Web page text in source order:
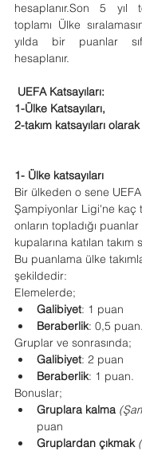
hesaplanır.Son 5 yıl
toplamı Ülke
yılda bir puanlar
hesaplanır.
UEFA Katsayıları:
1-Ülke Katsayıları,
2-takım katsayıları olarak
1- Ülke katsayıları
Bir ülkeden o sene
Şampiyonlar Ligi'ne kaç
onların topladığı
kupalarına katılan takım
Bu puanlama ülke
şekildedir:
Elemelerde;
Galibiyet: 1 puan
Beraberlik: 0,5 puan.
Gruplar ve sonrasında;
Galibiyet: 2 puan
Beraberlik: 1 puan.
Bonuslar;
Gruplara kalma
puan
Gruplardan çıkmak